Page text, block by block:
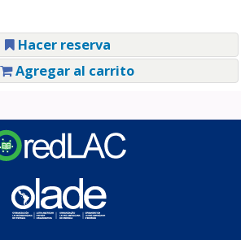
Hacer reserva
Agregar al carrito